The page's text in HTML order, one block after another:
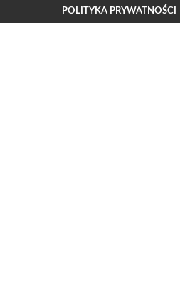
POLITYKA PRYWATNOŚCI